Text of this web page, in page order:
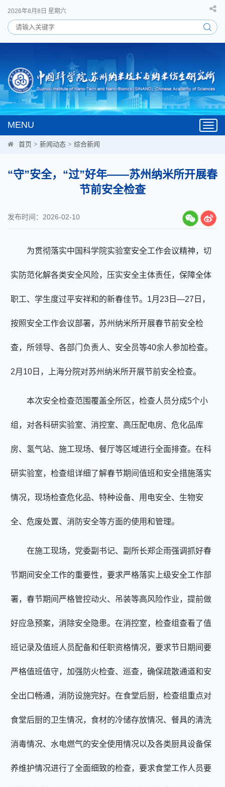
2026年8月8日 星期六
MENU
首页 > 新闻动态 > 综合新闻
“守”安全，“过”好年——苏州纳米所开展春
节前安全检查
发布时间：2026-02-10
为贯彻落实中国科学院实验室安全工作会议精神，切
实防范化解各类安全风险，压实安全主体责任，保障全体
职工、学生度过平安祥和的新春佳节。1月23日—27日，
按照安全工作会议部署，苏州纳米所开展春节前安全检
查，所领导、各部门负责人、安全员等40余人参加检查。
2月10日，上海分院对苏州纳米所开展节前安全检查。
本次安全检查范围覆盖全所区，检查人员分成5个小
组，对各科研实验室、消控室、高压配电房、危化品库
房、氢气站、施工现场、餐厅等区域进行全面排查。在科
研实验室，检查组详细了解春节期间值班和安全措施落实
情况，现场检查危化品、特种设备、用电安全、生物安
全、危废处置、消防安全等方面的使用和管理。
在施工现场，党委副书记、副所长郑企雨强调抓好春
节期间安全工作的重要性，要求严格落实上级安全工作部
署，春节期间严格管控动火、吊装等高风险作业，提前做
好应急预案，消除安全隐患。在消控室，检查组查看了值
班记录及值班人员配备和任职资格情况，要求节日期间要
严格值班值守，加强防火检查、巡查，确保疏散通道和安
全出口畅通，消防设施完好。在食堂后厨，检查组重点对
食堂后厨的卫生情况，食材的冷储存放情况、餐具的清洗
消毒情况、水电燃气的安全使用情况以及各类厨具设备保
养维护情况进行了全面细致的检查，要求食堂工作人员要